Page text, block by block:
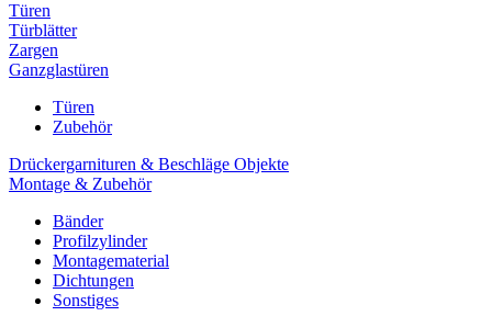
Türen
Türblätter
Zargen
Ganzglastüren
Türen
Zubehör
Drückergarnituren & Beschläge Objekte
Montage & Zubehör
Bänder
Profilzylinder
Montagematerial
Dichtungen
Sonstiges